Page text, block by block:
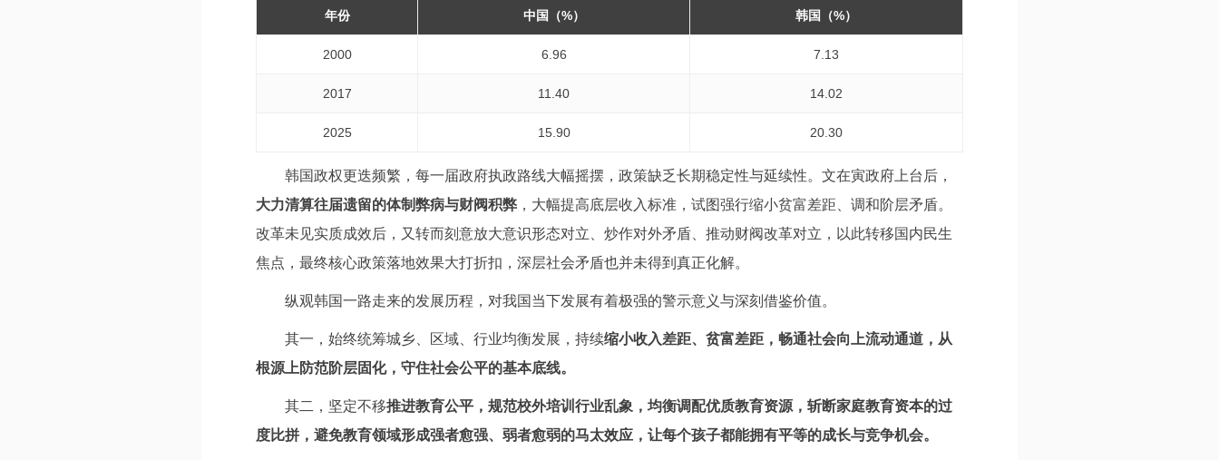
年份 中国（%） 韩国（%）
2000 6.96 7.13
2017 11.40 14.02
2025 15.90 20.30
韩国政权更迭频繁，每一届政府执政路线大幅摇摆，政策缺乏长期稳定性与延续性。文在寅政府上台后，
大力清算往届遗留的体制弊病与财阀积弊 ，大幅提高底层收入标准，试图强行缩小贫富差距、调和阶层矛盾。
改革未见实质成效后，又转而刻意放大意识形态对立、炒作对外矛盾、推动财阀改革对立，以此转移国内民生
焦点，最终核心政策落地效果大打折扣，深层社会矛盾也并未得到真正化解。
纵观韩国一路走来的发展历程，对我国当下发展有着极强的警示意义与深刻借鉴价值。
其一，始终统筹城乡、区域、行业均衡发展，持续缩小收入差距、贫富差距，畅通社会向上流动通道，从
根源上防范阶层固化，守住社会公平的基本底线。
其二，坚定不移推进教育公平，规范校外培训行业乱象，均衡调配优质教育资源，斩断家庭教育资本的过
度比拼，避免教育领域形成强者愈强、弱者愈弱的马太效应，让每个孩子都能拥有平等的成长与竞争机会。